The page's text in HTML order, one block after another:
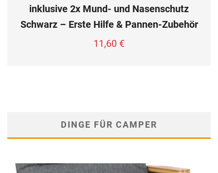
inklusive 2x Mund- und Nasenschutz
Schwarz – Erste Hilfe & Pannen-Zubehör
11,60 €
DINGE FÜR CAMPER